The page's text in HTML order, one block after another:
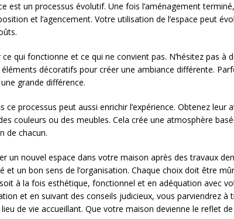
est un processus évolutif. Une fois l’aménagement
et l’agencement. Votre utilisation de l’espace peut
ce qui fonctionne et ce qui ne convient pas. N’hésitez pas à
décoratifs pour créer une ambiance différente.
grande différence.
ce processus peut aussi enrichir l’expérience. Obtenez leur
couleurs ou des meubles. Cela crée une atmosphère
de chacun.
un nouvel espace dans votre maison après des travaux
et un bon sens de l’organisation. Chaque choix doit être
à la fois esthétique, fonctionnel et en adéquation avec
et en suivant des conseils judicieux, vous parviendrez à
de vie accueillant. Que votre maison devienne le reflet